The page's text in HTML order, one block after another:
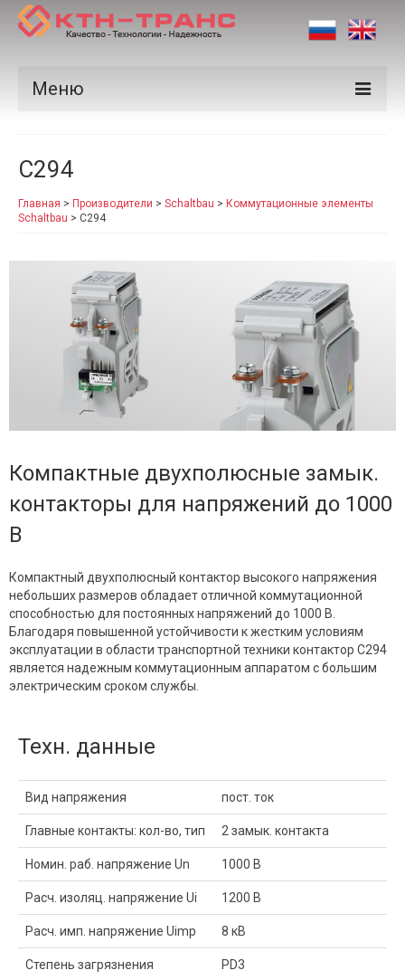
Меню
Производители
Рынки
Новости
Контакты
C294
Главная > Производители > Schaltbau > Коммутационные элементы
Schaltbau > C294
Компактные двухполюсные замык.
контакторы для напряжений до 1000
В
Компактный двухполюсный контактор высокого напряжения
небольших размеров обладает отличной коммутационной
способностью для постоянных напряжений до 1000 В.
Благодаря повышенной устойчивости к жестким условиям
эксплуатации в области транспортной техники контактор C294
является надежным коммутационным аппаратом с большим
электрическим сроком службы.
Техн. данные
Вид напряжения пост. ток
Главные контакты: кол-во, тип 2 замык. контакта
Номин. раб. напряжение Un 1000 В
Расч. изоляц. напряжение Ui 1200 В
Расч. имп. напряжение Uimp 8 кВ
Степень загрязнения PD3